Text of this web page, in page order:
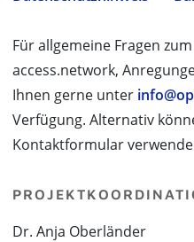
Für allgemeine Fragen
access.network,
Ihnen gerne unter
Verfügung. Alternativ
Kontaktformular
Dr. Anja Oberländer